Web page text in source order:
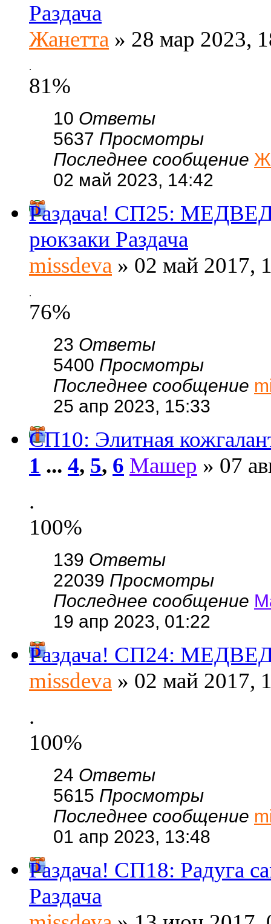
Раздача
Жанетта » 28 мар 2023,
.
81%
10 Ответы
5637 Просмотры
Последнее сообщение
02 май 2023, 14:42
Раздача! СП25:
рюкзаки Раздача
missdeva » 02 май 2017,
.
76%
23 Ответы
5400 Просмотры
Последнее сообщение
25 апр 2023, 15:33
СП10: Элитная
1 ... 4, 5, 6 Машер » 07
.
100%
139 Ответы
22039 Просмотры
Последнее сообщение
19 апр 2023, 01:22
Раздача! СП24:
missdeva » 02 май 2017,
.
100%
24 Ответы
5615 Просмотры
Последнее сообщение
01 апр 2023, 13:48
Раздача! СП18: Радуга
Раздача